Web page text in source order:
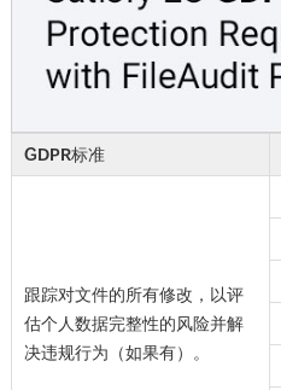
GDPR标准
跟踪对文件的所有修改，以评
估个人数据完整性的风险并解
决违规行为（如果有）。